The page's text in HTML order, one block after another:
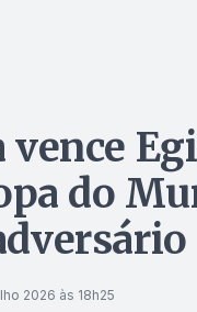
do
2026 às 18h25